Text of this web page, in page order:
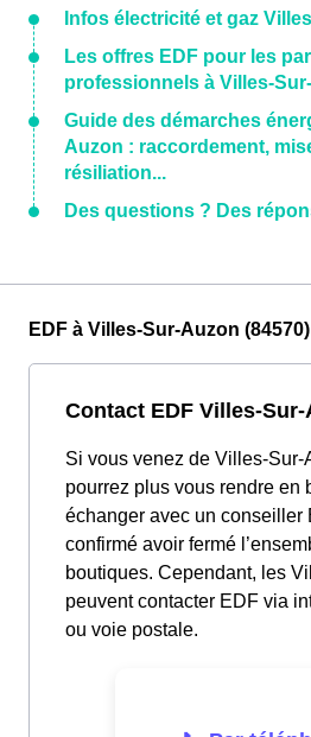
Infos électricité et gaz
Les offres EDF pour les
professionnels à Villes-
Guide des démarches
Auzon : raccordement,
résiliation...
Des questions ? Des
EDF à Villes-Sur-Auzon (84570)
Contact EDF Villes-Sur-
Si vous venez de Villes-Sur-
pourrez plus vous rendre en
échanger avec un conseiller
confirmé avoir fermé
boutiques. Cependant, les
peuvent contacter EDF via
ou voie postale.